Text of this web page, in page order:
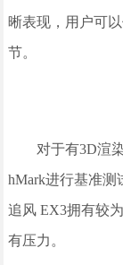
晰表现，用户可
节。
对于有3D渲
hMark进行基准测
追风 EX3拥有较
有压力。